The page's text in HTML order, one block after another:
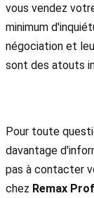
vous vendez
minimum
négociation et
sont des atouts
Pour toute
davantage
pas à contacter
chez Remax